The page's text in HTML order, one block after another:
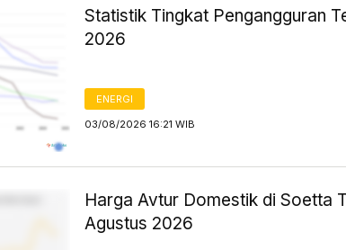
Statistik Tingkat Pengangguran
2026
ENERGI
03/08/2026 16:21 WIB
Harga Avtur Domestik di Soetta
Agustus 2026